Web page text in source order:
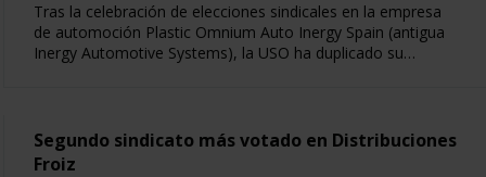
Tras la celebración de elecciones sindicales en la empresa
de automoción Plastic Omnium Auto Inergy Spain (antigua
Inergy Automotive Systems), la USO ha duplicado su…
Segundo sindicato más votado en Distribuciones
Froiz